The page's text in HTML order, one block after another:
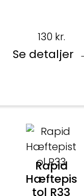
130 kr.
Se detaljer
Rapid
Hæftepis
tol R33